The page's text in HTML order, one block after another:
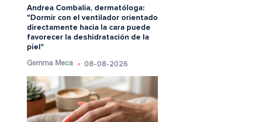
Andrea Combalia, dermatóloga:
"Dormir con el ventilador orientado
directamente hacia la cara puede
favorecer la deshidratación de la
piel"
Gemma Meca 08-08-2026